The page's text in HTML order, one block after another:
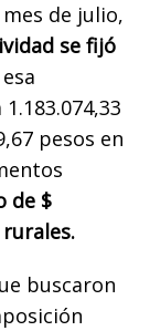
de julio,
se fijó
pesos en
de $
buscaron